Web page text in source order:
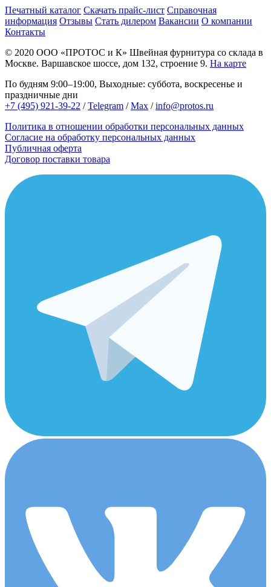
Печатный каталог Скачать прайс-лист Справочная
информация Отзывы Стать дилером Вакансии О компании
Контакты
© 2020 ООО «ПРОТОС и К» Швейная фурнитура со склада в
Москве. Варшавское шоссе, дом 132, строение 9. На карте
По будням 9:00–19:00, Выходные: суббота, воскресенье и
праздничные дни
+7 (495) 921-39-22 /Telegram /Max /info@protos.ru
Политика в отношении обработки персональных данных
Согласие на обработку персональных данных
Публичная оферта
Договор поставки товара